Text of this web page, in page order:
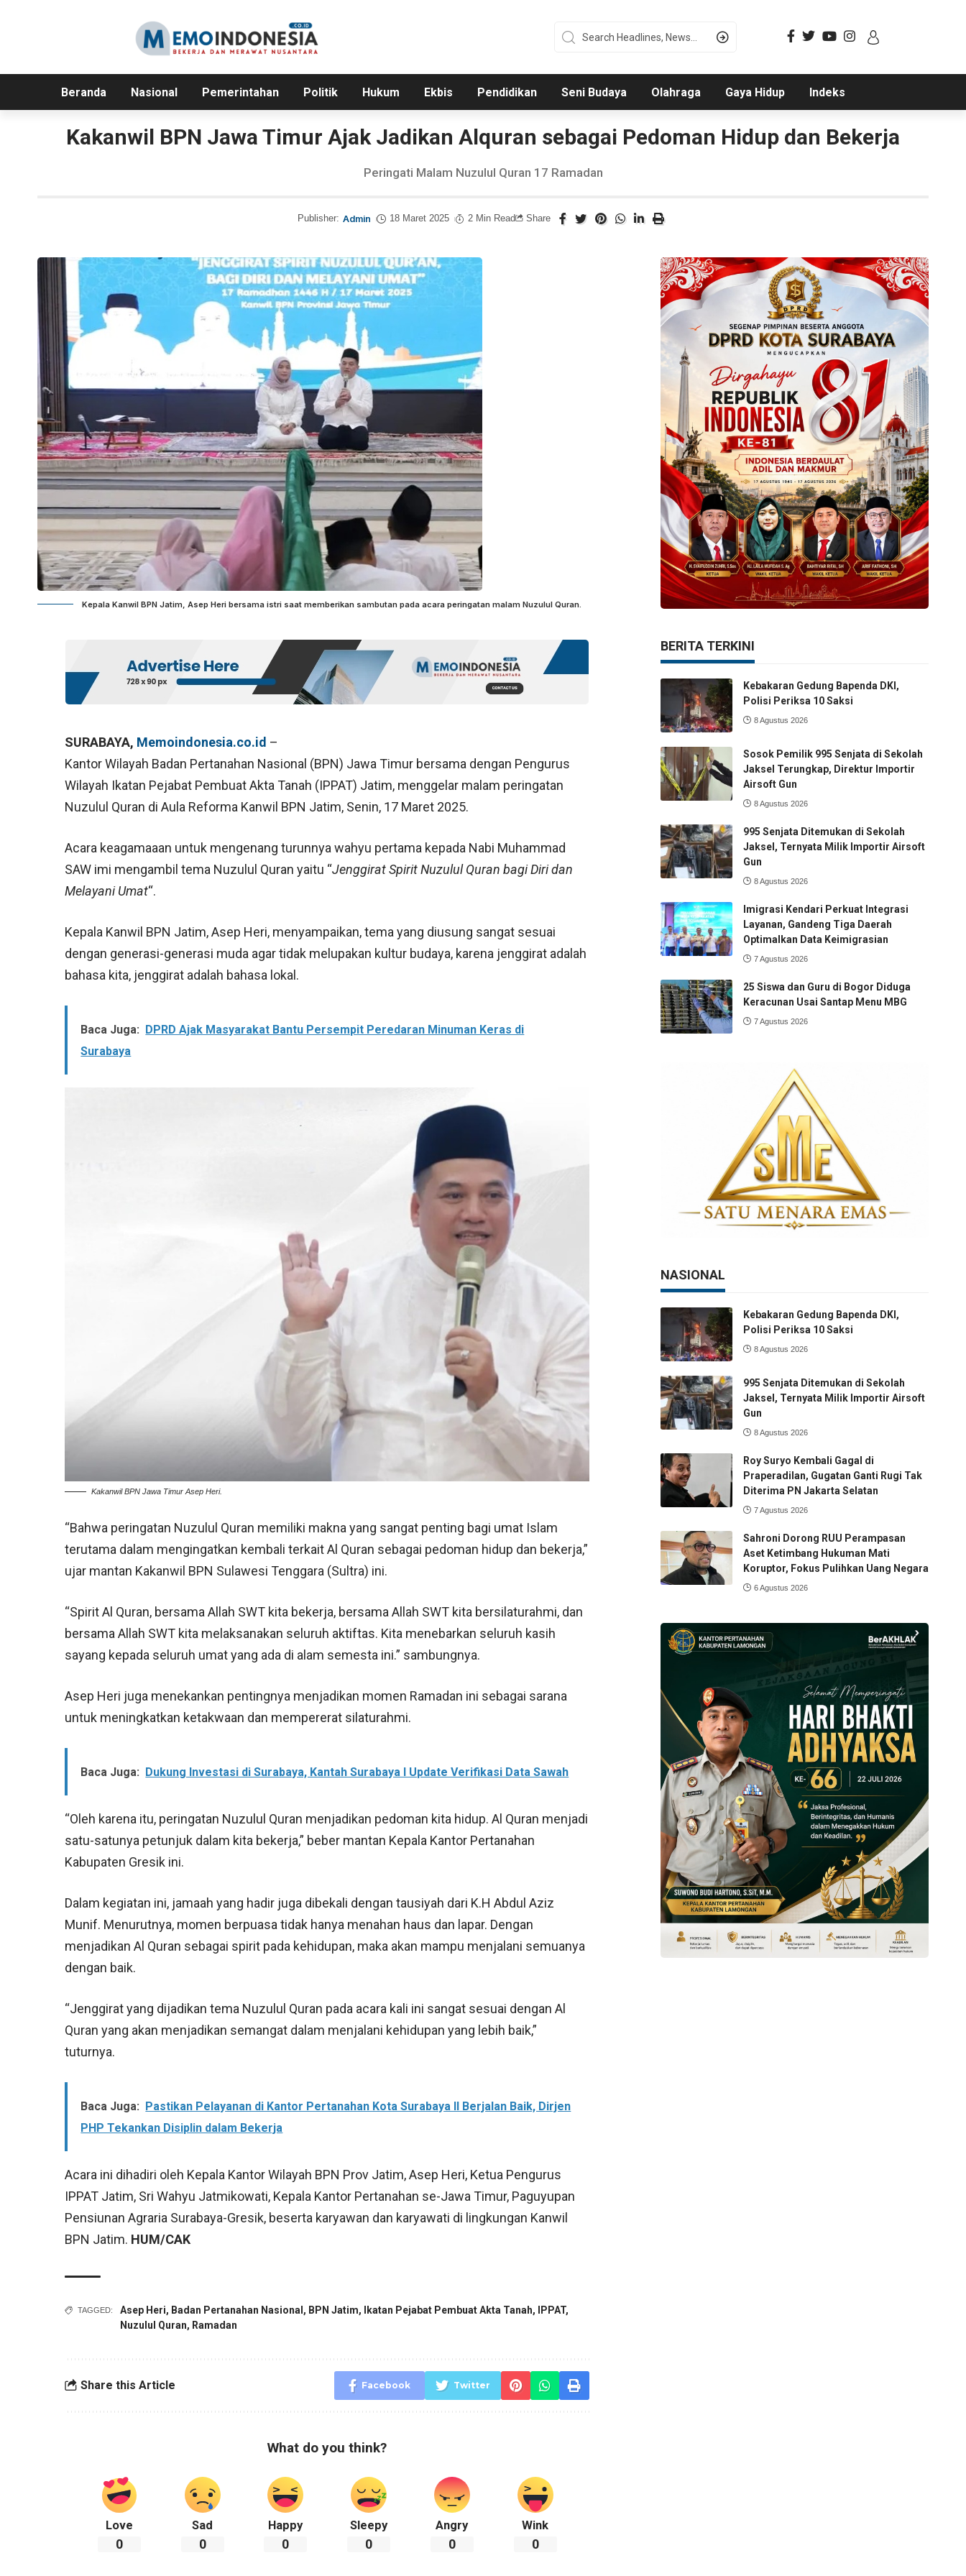
Beranda Nasional Pemerintahan Politik Hukum Ekbis Pendidikan Seni Budaya Olahraga Gaya Hidup Indeks
Kakanwil BPN Jawa Timur Ajak Jadikan Alquran sebagai Pedoman Hidup dan Bekerja
Peringati Malam Nuzulul Quran 17 Ramadan
Publisher: Admin 18 Maret 2025 2 Min Read Share
Kepala Kanwil BPN Jatim, Asep Heri bersama istri saat memberikan sambutan pada acara peringatan malam Nuzulul Quran.
SURABAYA, Memoindonesia.co.id –
Kantor Wilayah Badan Pertanahan Nasional (BPN) Jawa Timur bersama dengan Pengurus
Wilayah Ikatan Pejabat Pembuat Akta Tanah (IPPAT) Jatim, menggelar malam peringatan
Nuzulul Quran di Aula Reforma Kanwil BPN Jatim, Senin, 17 Maret 2025.
Acara keagamaaan untuk mengenang turunnya wahyu pertama kepada Nabi Muhammad
SAW imi mengambil tema Nuzulul Quran yaitu “Jenggirat Spirit Nuzulul Quran bagi Diri dan
Melayani Umat“.
Kepala Kanwil BPN Jatim, Asep Heri, menyampaikan, tema yang diusung sangat sesuai
dengan generasi-generasi muda agar tidak melupakan kultur budaya, karena jenggirat adalah
bahasa kita, jenggirat adalah bahasa lokal.
Baca Juga:
DPRD Ajak Masyarakat Bantu Persempit Peredaran Minuman Keras di
Surabaya
Kakanwil BPN Jawa Timur Asep Heri.
“Bahwa peringatan Nuzulul Quran memiliki makna yang sangat penting bagi umat Islam
terutama dalam mengingatkan kembali terkait Al Quran sebagai pedoman hidup dan bekerja,”
ujar mantan Kakanwil BPN Sulawesi Tenggara (Sultra) ini.
“Spirit Al Quran, bersama Allah SWT kita bekerja, bersama Allah SWT kita bersilaturahmi, dan
bersama Allah SWT kita melaksanakan seluruh aktiftas. Kita menebarkan seluruh kasih
sayang kepada seluruh umat yang ada di alam semesta ini.” sambungnya.
Asep Heri juga menekankan pentingnya menjadikan momen Ramadan ini sebagai sarana
untuk meningkatkan ketakwaan dan mempererat silaturahmi.
Baca Juga: Dukung Investasi di Surabaya, Kantah Surabaya I Update Verifikasi Data Sawah
“Oleh karena itu, peringatan Nuzulul Quran menjadikan pedoman kita hidup. Al Quran menjadi
satu-satunya petunjuk dalam kita bekerja,” beber mantan Kepala Kantor Pertanahan
Kabupaten Gresik ini.
Dalam kegiatan ini, jamaah yang hadir juga dibekali dengan tausiyah dari K.H Abdul Aziz
Munif. Menurutnya, momen berpuasa tidak hanya menahan haus dan lapar. Dengan
menjadikan Al Quran sebagai spirit pada kehidupan, maka akan mampu menjalani semuanya
dengan baik.
“Jenggirat yang dijadikan tema Nuzulul Quran pada acara kali ini sangat sesuai dengan Al
Quran yang akan menjadikan semangat dalam menjalani kehidupan yang lebih baik,”
tuturnya.
Baca Juga: Pastikan Pelayanan di Kantor Pertanahan Kota Surabaya II Berjalan Baik, Dirjen
PHP Tekankan Disiplin dalam Bekerja
Acara ini dihadiri oleh Kepala Kantor Wilayah BPN Prov Jatim, Asep Heri, Ketua Pengurus
IPPAT Jatim, Sri Wahyu Jatmikowati, Kepala Kantor Pertanahan se-Jawa Timur, Paguyupan
Pensiunan Agraria Surabaya-Gresik, beserta karyawan dan karyawati di lingkungan Kanwil
BPN Jatim. HUM/CAK
TAGGED: Asep Heri, Badan Pertanahan Nasional , BPN Jatim, Ikatan Pejabat Pembuat Akta Tanah, IPPAT,
Nuzulul Quran, Ramadan
Share this Article Facebook Twitter
What do you think?
Love
0
Sad
0
Happy
0
Sleepy
0
Angry
0
Wink
0
BERITA TERKINI
Kebakaran Gedung Bapenda DKI,
Polisi Periksa 10 Saksi
8 Agustus 2026
Sosok Pemilik 995 Senjata di Sekolah
Jaksel Terungkap, Direktur Importir
Airsoft Gun
8 Agustus 2026
995 Senjata Ditemukan di Sekolah
Jaksel, Ternyata Milik Importir Airsoft
Gun
8 Agustus 2026
Imigrasi Kendari Perkuat Integrasi
Layanan, Gandeng Tiga Daerah
Optimalkan Data Keimigrasian
7 Agustus 2026
25 Siswa dan Guru di Bogor Diduga
Keracunan Usai Santap Menu MBG
7 Agustus 2026
NASIONAL
Kebakaran Gedung Bapenda DKI,
Polisi Periksa 10 Saksi
8 Agustus 2026
995 Senjata Ditemukan di Sekolah
Jaksel, Ternyata Milik Importir Airsoft
Gun
8 Agustus 2026
Roy Suryo Kembali Gagal di
Praperadilan, Gugatan Ganti Rugi Tak
Diterima PN Jakarta Selatan
7 Agustus 2026
Sahroni Dorong RUU Perampasan
Aset Ketimbang Hukuman Mati
Koruptor, Fokus Pulihkan Uang Negara
6 Agustus 2026